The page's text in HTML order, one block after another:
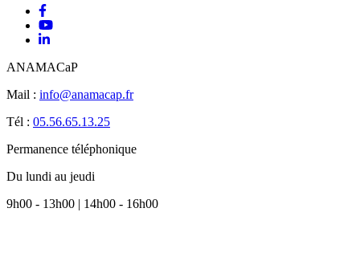
ANAMACaP
Mail : info@anamacap.fr
Tél : 05.56.65.13.25
Permanence téléphonique
Du lundi au jeudi
9h00 - 13h00 | 14h00 - 16h00